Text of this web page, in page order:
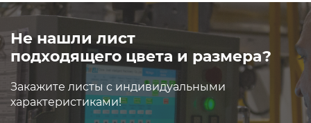
Не нашли лист
подходящего цвета и размера?
Закажите листы с индивидуальными
характеристиками!